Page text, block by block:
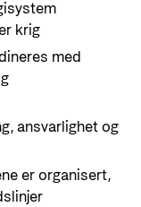
krig
med
ansvarlighet og
er organisert,